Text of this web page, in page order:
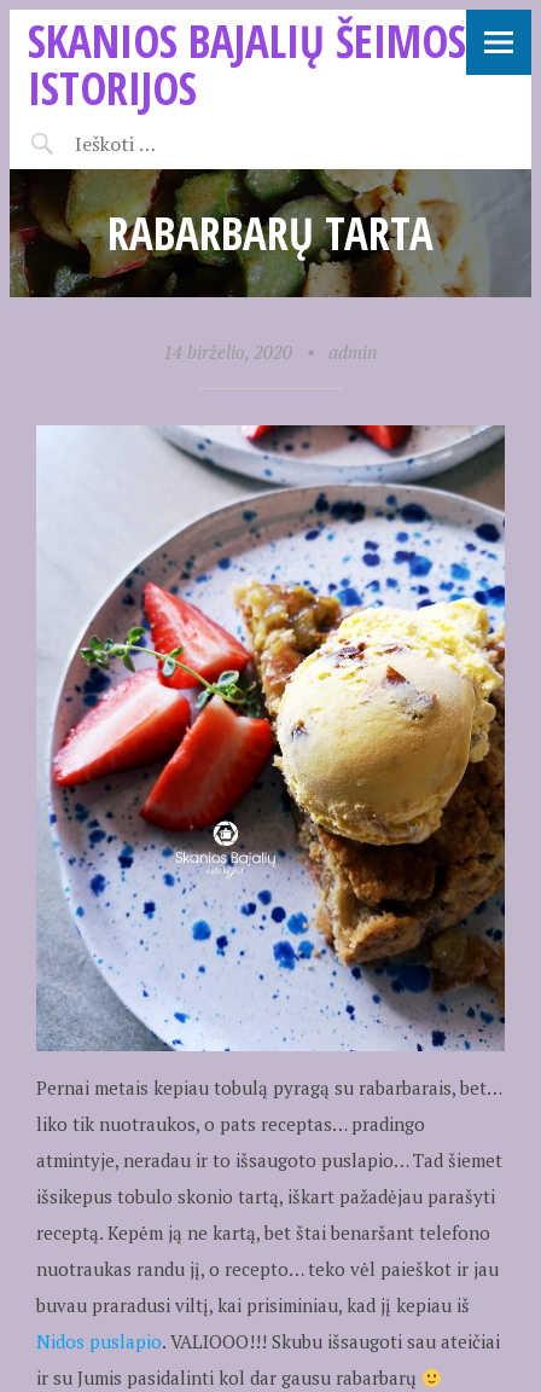
SKANIOS BAJALIŲ ŠEIMOS
ISTORIJOS
RABARBARŲ TARTA
14 birželio, 2020 • admin
Pernai metais kepiau tobulą pyragą su rabarbarais, bet…
liko tik nuotraukos, o pats receptas… pradingo
atmintyje, neradau ir to išsaugoto puslapio… Tad šiemet
išsikepus tobulo skonio tartą, iškart pažadėjau parašyti
receptą. Kepėm ją ne kartą, bet štai benaršant telefono
nuotraukas randu jį, o recepto… teko vėl paieškot ir jau
buvau praradusi viltį, kai prisiminiau, kad jį kepiau iš
Nidos puslapio. VALIOOO!!! Skubu išsaugoti sau ateičiai
ir su Jumis pasidalinti kol dar gausu rabarbarų